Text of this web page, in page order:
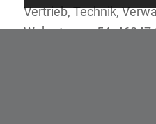
Vertrieb, Technik,
Wehrstrasse 54, 46047